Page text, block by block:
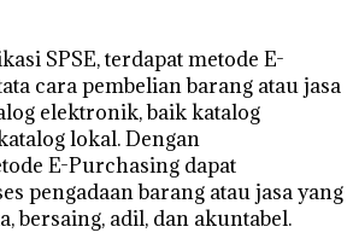
SPSE, terdapat metode E-
cara pembelian barang atau jasa
elektronik, baik katalog
lokal. Dengan
E-Purchasing dapat
pengadaan barang atau jasa yang
bersaing, adil, dan akuntabel.